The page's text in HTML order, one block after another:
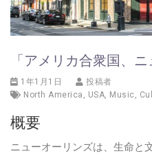
「アメリカ合衆国、
1年1月1日
投稿者
North America , USA, Music ,
概要
ニューオーリンズは、生命と